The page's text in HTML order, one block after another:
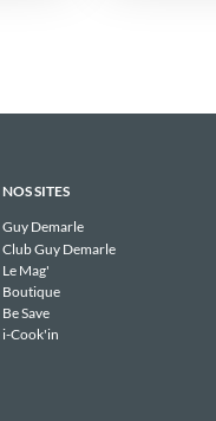
NOS SITES
Guy Demarle
Club Guy Demarle
Le Mag'
Boutique
Be Save
i-Cook'in